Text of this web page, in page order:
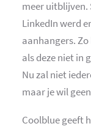
meer uitblijven.
LinkedIn werd
aanhangers.
als deze niet in
Nu zal niet
maar je wil
Coolblue geeft